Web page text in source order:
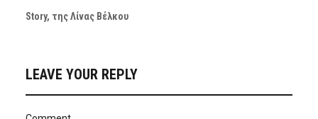
Story, της Λίνας Βέλκου
LEAVE YOUR REPLY